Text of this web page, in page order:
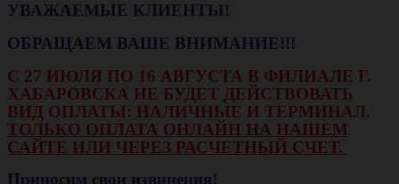
УВАЖАЕМЫЕ КЛИЕНТЫ!
ОБРАЩАЕМ ВАШЕ ВНИМАНИЕ!!!
С 27 ИЮЛЯ ПО 16 АВГУСТА В ФИЛИАЛЕ Г.
ХАБАРОВСКА НЕ БУДЕТ ДЕЙСТВОВАТЬ
ВИД ОПЛАТЫ: НАЛИЧНЫЕ И ТЕРМИНАЛ.
ТОЛЬКО ОПЛАТА ОНЛАЙН НА НАШЕМ
САЙТЕ ИЛИ ЧЕРЕЗ РАСЧЕТНЫЙ СЧЕТ.
Приносим свои извинения!